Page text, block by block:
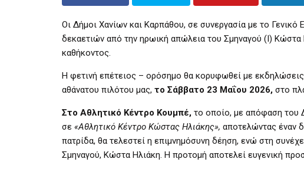
Οι Δήμοι Χανίων και Καρπάθου, σε συνεργασία με το
δεκαετιών από την ηρωική απώλεια του Σμηναγού (Ι)
καθήκοντος.
Η φετινή επέτειος – ορόσημο θα κορυφωθεί με
αθάνατου πιλότου μας, το Σάββατο 23 Μαΐου 2026, στο
Στο Αθλητικό Κέντρο Κουμπέ, το οποίο, με απόφαση του
σε «Αθλητικό Κέντρο Κώστας Ηλιάκης», αποτελώντας έναν
πατρίδα, θα τελεστεί η επιμνημόσυνη δέηση, ενώ στη
Σμηναγού, Κώστα Ηλιάκη. Η προτομή αποτελεί ευγενική